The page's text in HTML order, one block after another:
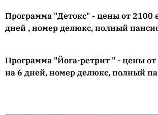
Программа "Детокс" - цены от 2100
дней , номер делюкс, полный
Программа "Йога-ретрит " - цены от
на 6 дней, номер делюкс, полный